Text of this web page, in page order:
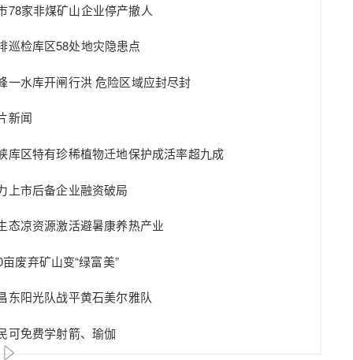
78家非煤矿山企业停产撤人
巡检库区58处地灾隐患点
一水库开闸行洪 危险区域应封尽封
新闻
库区特有珍稀植物迁地保护成活率超九成
上市后备企业融资破局
态凉资源激活避暑康养热产业
亩废弃矿山变“绿富美”
东阳光队战平黄石美尔雅队
可免费学射箭、瑜伽